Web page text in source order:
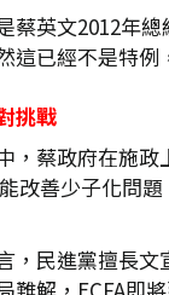
蔡英文2012年
這已經不是特
挑戰
，蔡政府在施
改善少子化問
，民進黨擅長